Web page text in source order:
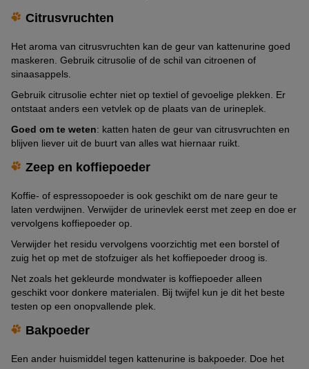
Citrusvruchten
Het aroma van citrusvruchten kan de geur van kattenurine goed
maskeren. Gebruik citrusolie of de schil van citroenen of
sinaasappels.
Gebruik citrusolie echter niet op textiel of gevoelige plekken. Er
ontstaat anders een vetvlek op de plaats van de urineplek.
Goed om te weten: katten haten de geur van citrusvruchten en
blijven liever uit de buurt van alles wat hiernaar ruikt.
Zeep en koffiepoeder
Koffie- of espressopoeder is ook geschikt om de nare geur te
laten verdwijnen. Verwijder de urinevlek eerst met zeep en doe er
vervolgens koffiepoeder op.
Verwijder het residu vervolgens voorzichtig met een borstel of
zuig het op met de stofzuiger als het koffiepoeder droog is.
Net zoals het gekleurde mondwater is koffiepoeder alleen
geschikt voor donkere materialen. Bij twijfel kun je dit het beste
testen op een onopvallende plek.
Bakpoeder
Een ander huismiddel tegen kattenurine is bakpoeder. Doe het